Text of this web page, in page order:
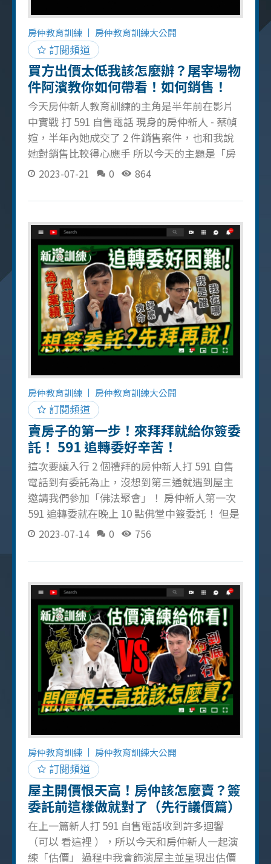
間房仲新人訓練中心開始招生啦！現在就來訪
談新人們為什麼要來遠見房屋當房仲吧
房仲教育訓練 房仲教育訓練大公開
訂閱頻道
買方出價太低我該怎麼辦？屠宰場物
件阿濱教你如何帶看！如何銷售！
今天房仲新人教育訓練的主角是半年前在影片
中實戰 打 591 自售電話 現身的房仲新人 - 蔡幀
媗，半年內她成交了 2 件銷售案件，也和我說
她對銷售比較得心應手 所以今天的主題是「房
仲新人入行半年隨堂考」！教你如何帶看＆銷
期望 在幀媗帶看的過程中我問到氣密窗是哪個
下是否回答得出來，而是你的態度是否正確 這
時可以回應買方「我回去確認後告知您」的積
極反應和態度 數字絕不能說錯 身為專業的房
仲，絕對不能把長寬搞混或說錯，否則讓買方
感覺到你的不專業，進而不信任你！ 不給太明
確的期望 在拉價的過程中，「第一次出價」是
最重要的，所以要在買方出價後的第一時間切
到重點，出價太低的話就必須當下讓買方知道
是不可行的（我對買方出價太低的回應請詳看
影片！） 意見不同時需提出自己的觀點 在買方
提出自己認為較好的觀點，身為房仲的你也可
以提出對買方也有利的相反論，讓買方感受到
你有認真思考和站在買方的立場，可
2023-07-21 0 864
房仲教育訓練 房仲教育訓練大公開
訂閱頻道
賣房子的第一步！來拜拜就給你簽委
託！ 591 追轉委好辛苦！
這次要讓入行 2 個禮拜的房仲新人打 591 自售
電話到有委託為止，沒想到第三通就遇到屋主
邀請我們參加「佛法聚會」！ 房仲新人第一次
591 追轉委就在晚上 10 點佛堂中簽委託！ 但是
新人們也不用太訝異，我聽過的簽約例子有百
以把這部影片分享給辛苦的房仲朋友們 只要為
心、毅力都使出來，房仲的苦只有房仲才知
道！ 所以想入行房仲的朋友們注意了 入行後會
有很多豐富的生活等著你，非固定的上下班時
間會讓你「重新再活一次」 如果你準備好的
話，歡迎 點這裡 諮詢遠見房屋或前來面試，5
萬 x 6 個月等著你！ 延伸影片：新人們！害怕打
591 屋主自售嗎？阿濱一通一通親自教你打！讓
你再也不怕被掛電話！
2023-07-14 0 756
房仲教育訓練 房仲教育訓練大公開
訂閱頻道
屋主開價恨天高！房仲該怎麼賣？簽
委託前這樣做就對了（先行議價篇）
在上一篇新人打 591 自售電話收到許多迴響
（可以 看這裡 ），所以今天和房仲新人一起演
練「估價」 過程中我會飾演屋主並呈現出估價